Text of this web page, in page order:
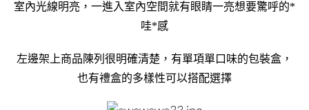
室內光線明亮，一進入室內空間就有眼睛一亮想要驚呼的*
哇*感
左邊架上商品陳列很明確清楚，有單項單口味的包裝盒，
也有禮盒的多樣性可以搭配選擇